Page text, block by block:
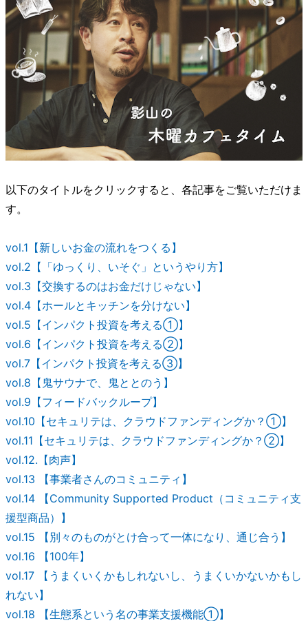
以下のタイトルをクリックすると、各記事をご覧いただけま
す。
vol.1【新しいお金の流れをつくる】
vol.2【「ゆっくり、いそぐ」というやり方】
vol.3【交換するのはお金だけじゃない】
vol.4【ホールとキッチンを分けない】
vol.5【インパクト投資を考える①】
vol.6【インパクト投資を考える②】
vol.7【インパクト投資を考える③】
vol.8【鬼サウナで、鬼ととのう】
vol.9【フィードバックループ】
vol.10【セキュリテは、クラウドファンディングか？①】
vol.11【セキュリテは、クラウドファンディングか？②】
vol.12.【肉声】
vol.13 【事業者さんのコミュニティ】
vol.14 【Community Supported Product（コミュニティ支
援型商品）】
vol.15 【別々のものがとけ合って一体になり、通じ合う】
vol.16 【100年】
vol.17 【うまくいくかもしれないし、うまくいかないかもし
れない】
vol.18 【生態系という名の事業支援機能①】